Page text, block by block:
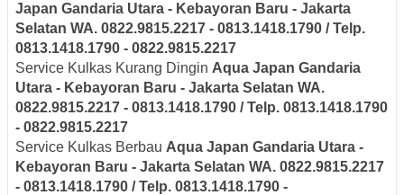
Japan Gandaria Utara - Kebayoran Baru - Jakarta
Selatan WA. 0822.9815.2217 - 0813.1418.1790 / Telp.
0813.1418.1790 - 0822.9815.2217
Service Kulkas Kurang Dingin Aqua Japan Gandaria
Utara - Kebayoran Baru - Jakarta Selatan WA.
0822.9815.2217 - 0813.1418.1790 / Telp. 0813.1418.1790
- 0822.9815.2217
Service Kulkas Berbau Aqua Japan Gandaria Utara -
Kebayoran Baru - Jakarta Selatan WA. 0822.9815.2217
- 0813.1418.1790 / Telp. 0813.1418.1790 -